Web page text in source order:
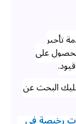
تأجير
على
البحث عن